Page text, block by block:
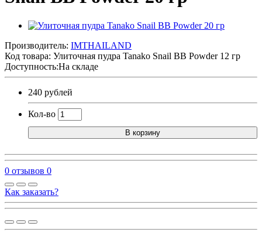
Производитель: IMTHAILAND
Код товара: Улиточная пудра Tanako Snail BB Powder 12 гр
Доступность:На складе
240 рублей
Кол-во
В корзину
0 отзывов 0
Как заказать?